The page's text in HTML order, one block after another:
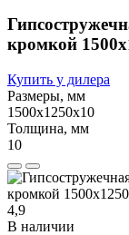
кромкой
Купить у дилера
Размеры, мм
1500х1250х10
Толщина, мм
10
4,9
В наличии